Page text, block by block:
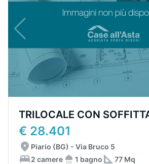
TRILOCALE CON
€ 28.401
Piario (BG) - Via Bruco 5
2 camere
1 bagno 77 Mq